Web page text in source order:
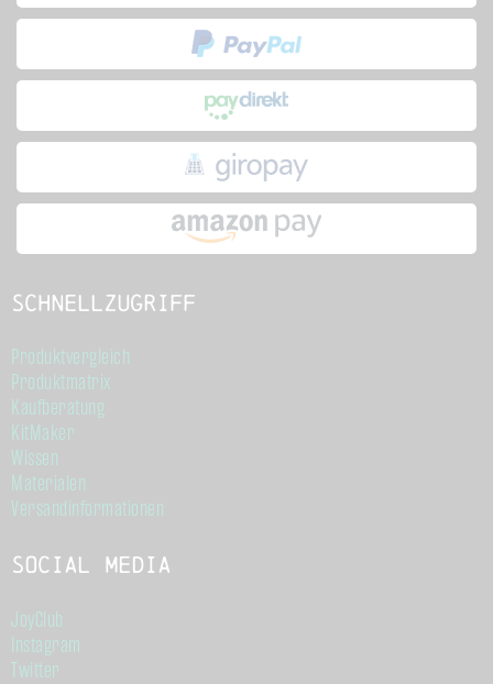
Schnellzugriff
Produktvergleich
Produktmatrix
Kaufberatung
KitMaker
Wissen
Materialen
Versandinformationen
Social Media
JoyClub
Instagram
Twitter